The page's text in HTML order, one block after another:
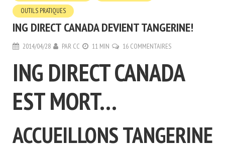
OUTILS PRATIQUES
ING DIRECT CANADA DEVIENT TANGERINE!
2014/04/28 PAR CC 11 MIN 16 COMMENTAIRES
ING DIRECT CANADA
EST MORT…
ACCUEILLONS TANGERINE